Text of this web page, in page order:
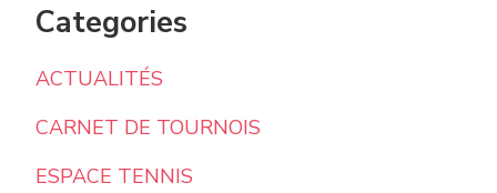
Categories
ACTUALITÉS
CARNET DE TOURNOIS
ESPACE TENNIS